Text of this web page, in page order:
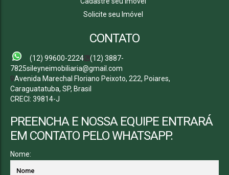
Solicite seu Imóvel
CONTATO
(12) 99600-2224
(12) 3887-
7825sileyneimobiliaria@gmail.com
Avenida Marechal Floriano Peixoto, 222, Poiares,
Caraguatatuba, SP, Brasil
CRECI: 39814-J
PREENCHA E NOSSA EQUIPE ENTRARÁ
EM CONTATO PELO WHATSAPP.
Nome: